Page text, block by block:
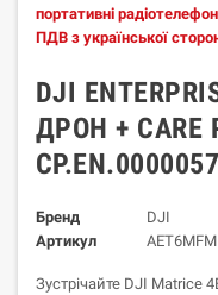
портативні
ПДВ з української
DJI
ДРОН + CARE
Бренд
DJI
Артикул
Зустрічайте DJI Matrice